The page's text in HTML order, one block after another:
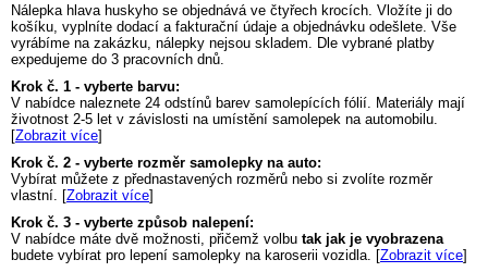
Nálepka hlava huskyho se objednává ve čtyřech krocích. Vložíte ji do
košíku, vyplníte dodací a fakturační údaje a objednávku odešlete. Vše
vyrábíme na zakázku, nálepky nejsou skladem. Dle vybrané platby
expedujeme do 3 pracovních dnů.
Krok č. 1 - vyberte barvu:
V nabídce naleznete 24 odstínů barev samolepících fólií. Materiály mají
životnost 2-5 let v závislosti na umístění samolepek na automobilu.
[Zobrazit více]
Krok č. 2 - vyberte rozměr samolepky na auto:
Vybírat můžete z přednastavených rozměrů nebo si zvolíte rozměr
vlastní. [Zobrazit více]
Krok č. 3 - vyberte způsob nalepení:
V nabídce máte dvě možnosti, přičemž volbu tak jak je vyobrazena
budete vybírat pro lepení samolepky na karoserii vozidla. [Zobrazit více]